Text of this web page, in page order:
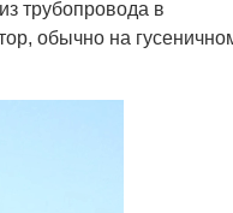
трубопровода в
обычно на